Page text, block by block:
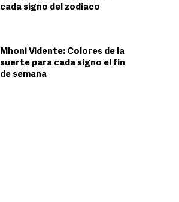
cada signo del zodiaco
Mhoni Vidente: Colores de la
suerte para cada signo el fin
de semana